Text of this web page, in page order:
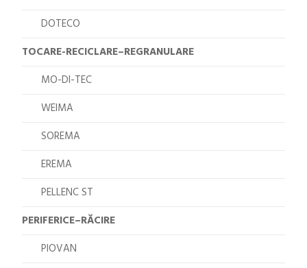
DOTECO
TOCARE-RECICLARE–REGRANULARE
MO-DI-TEC
WEIMA
SOREMA
EREMA
PELLENC ST
PERIFERICE–RĂCIRE
PIOVAN